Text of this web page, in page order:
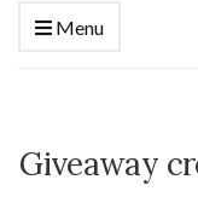
Menu
Giveaway